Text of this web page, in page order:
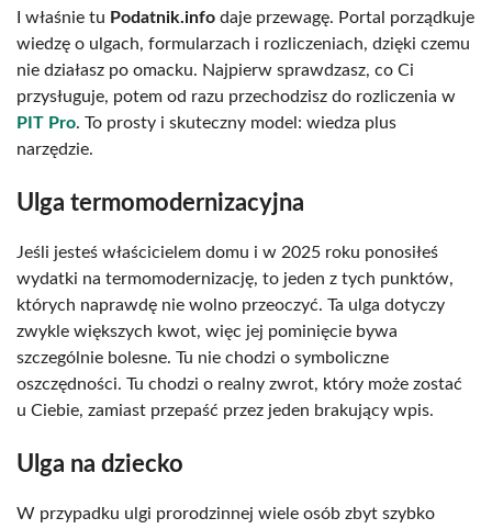
I właśnie tu Podatnik.info daje przewagę. Portal porządkuje
wiedzę o ulgach, formularzach i rozliczeniach, dzięki czemu
nie działasz po omacku. Najpierw sprawdzasz, co Ci
przysługuje, potem od razu przechodzisz do rozliczenia w
PIT Pro. To prosty i skuteczny model: wiedza plus
narzędzie.
Ulga termomodernizacyjna
Jeśli jesteś właścicielem domu i w 2025 roku ponosiłeś
wydatki na termomodernizację, to jeden z tych punktów,
których naprawdę nie wolno przeoczyć. Ta ulga dotyczy
zwykle większych kwot, więc jej pominięcie bywa
szczególnie bolesne. Tu nie chodzi o symboliczne
oszczędności. Tu chodzi o realny zwrot, który może zostać
u Ciebie, zamiast przepaść przez jeden brakujący wpis.
Ulga na dziecko
W przypadku ulgi prorodzinnej wiele osób zbyt szybko